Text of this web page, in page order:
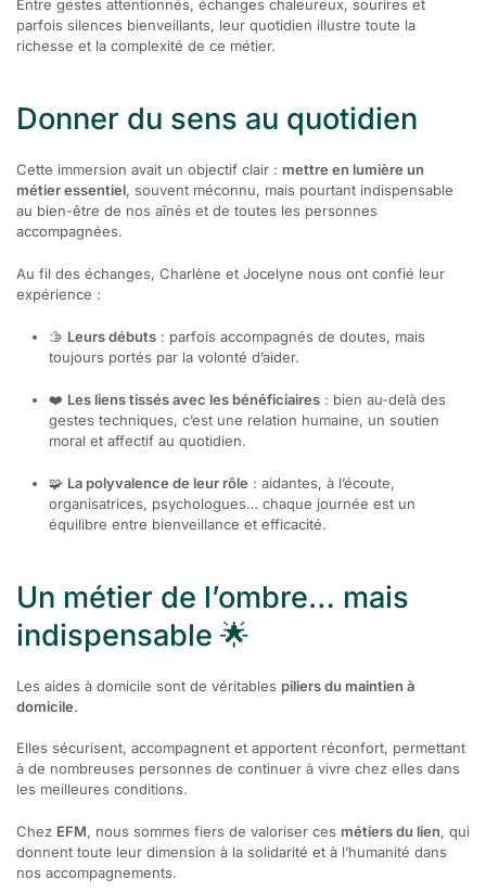
Entre gestes attentionnés, échanges chaleureux, sourires et
parfois silences bienveillants, leur quotidien illustre toute la
richesse et la complexité de ce métier.
Donner du sens au quotidien
Cette immersion avait un objectif clair : mettre en lumière un
métier essentiel, souvent méconnu, mais pourtant indispensable
au bien-être de nos aînés et de toutes les personnes
accompagnées.
Au fil des échanges, Charlène et Jocelyne nous ont confié leur
expérience :
🫱 Leurs débuts : parfois accompagnés de doutes, mais
toujours portés par la volonté d’aider.
❤️ Les liens tissés avec les bénéficiaires : bien au-delà des
gestes techniques, c’est une relation humaine, un soutien
moral et affectif au quotidien.
🧩 La polyvalence de leur rôle : aidantes, à l’écoute,
organisatrices, psychologues… chaque journée est un
équilibre entre bienveillance et efficacité.
Un métier de l’ombre… mais
indispensable 🌟
Les aides à domicile sont de véritables piliers du maintien à
domicile.
Elles sécurisent, accompagnent et apportent réconfort, permettant
à de nombreuses personnes de continuer à vivre chez elles dans
les meilleures conditions.
Chez EFM, nous sommes fiers de valoriser ces métiers du lien, qui
donnent toute leur dimension à la solidarité et à l’humanité dans
nos accompagnements.